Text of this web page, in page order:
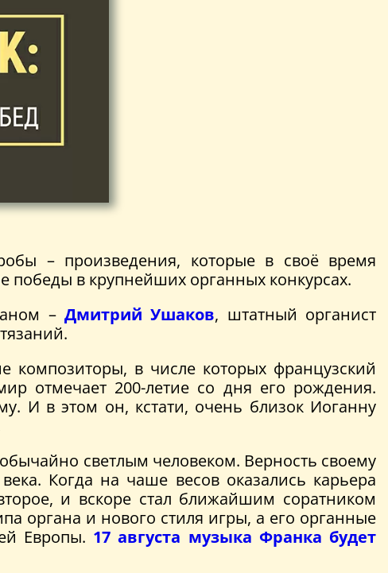
– произведения, которые в своё время
победы в крупнейших органных конкурсах.
–Дмитрий Ушаков, штатный органист
в числе которых французский
отмечает 200-летие со дня его рождения.
И в этом он, кстати, очень близок Иоганну
светлым человеком. Верность своему
Когда на чаше весов оказались карьера
и вскоре стал ближайшим соратником
органа и нового стиля игры, а его органные
Европы. 17 августа музыка Франка будет